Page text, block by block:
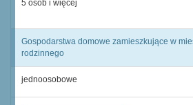
5 osób i więcej
Gospodarstwa domowe zamieszkujące w
rodzinnego
jednoosobowe